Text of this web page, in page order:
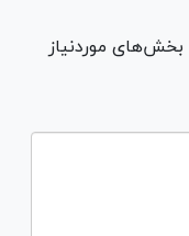
موردنیاز